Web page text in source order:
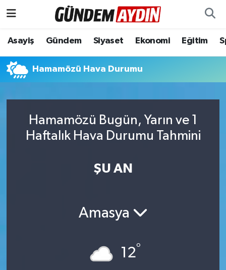
Asayiş Gündem Siyaset Ekonomi Eğitim
Hamamözü Hava Durumu
Hamamözü Bugün, Yarın ve 1
Haftalık Hava Durumu Tahmini
ŞU AN
Amasya
12°
Aydın Nöbetçi Eczaneler
Aydın Hava Durumu
Aydın Trafik Yoğunluk Haritası
Süper Lig Puan Durumu ve Fikstür